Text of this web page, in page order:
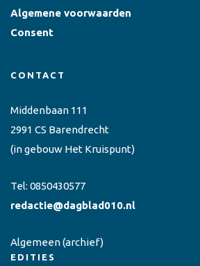
Algemene voorwaarden
Consent
CONTACT
Middenbaan 111
2991 CS Barendrecht
(in gebouw Het Kruispunt)
Tel: 0850430577
redactie@dagblad010.nl
Algemeen(archief)
EDITIES